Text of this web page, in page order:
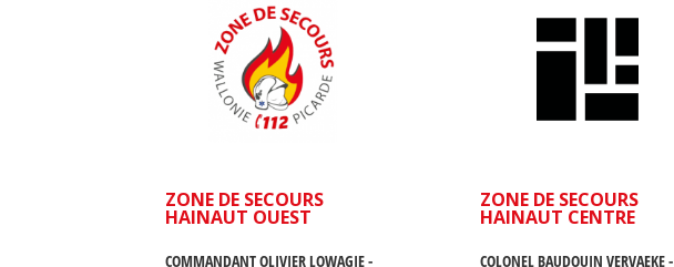
ZONE DE SECOURS
HAINAUT OUEST
COMMANDANT OLIVIER LOWAGIE -
ZONE DE SECOURS
HAINAUT CENTRE
COLONEL BAUDOUIN VERVAEKE -